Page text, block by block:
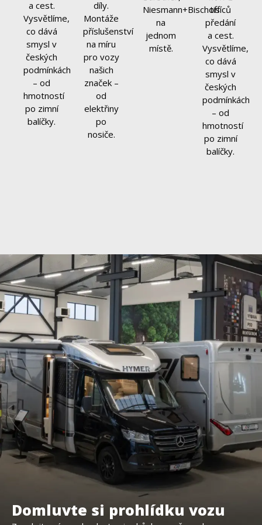
(MPPT) a displejem
Měnič z 12 V na 230 V, 1 800 W
4x 230 V / 1x 12 V / 2x dvojité USB (USB-A/C)
přídavné zásuvky
Vodní filtr
a cest.
Vysvětlíme,
co dává
smysl v
českých
podmínkách
– od
hmotností
po zimní
balíčky.
díly.
Montáže
příslušenství
na míru
pro vozy
našich
značek –
od
elektřiny
po
nosiče.
Niesmann+Bischoff
na
jednom
místě.
tisíců
předání
a cest.
Vysvětlíme,
co dává
smysl v
českých
podmínkách
– od
hmotností
po zimní
balíčky.
Domluvte si prohlídku vozu